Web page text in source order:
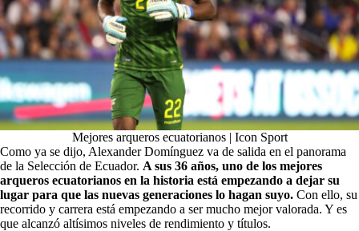
Mejores arqueros ecuatorianos | Icon Sport
Como ya se dijo, Alexander Domínguez va de salida en el panorama
de la Selección de Ecuador. A sus 36 años, uno de los mejores
arqueros ecuatorianos en la historia está empezando a dejar su
lugar para que las nuevas generaciones lo hagan suyo. Con ello, su
recorrido y carrera está empezando a ser mucho mejor valorada. Y es
que alcanzó altísimos niveles de rendimiento y títulos.